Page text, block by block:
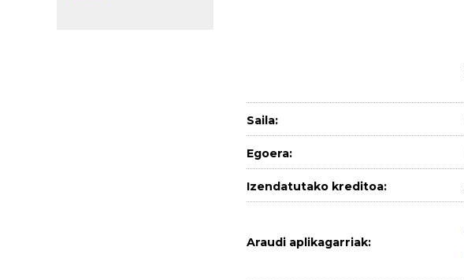
Saila:
Egoera:
Izendatutako kreditoa:
Araudi aplikagarriak: